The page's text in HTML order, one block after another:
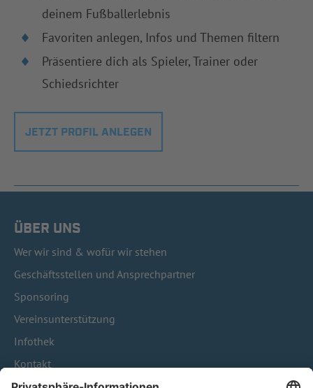
deinem Fußballerlebnis
Favoriten anlegen, Infos und Themen filtern
Präsentiere dich als Spieler, Trainer oder
Schiedsrichter
JETZT PROFIL ANLEGEN
ÜBER UNS
Wer wir sind & wofür wir stehen
Geschäftsstellen und Ansprechpartner
Sponsoring
Vereinsunterstützung
Infothek
Kontakt